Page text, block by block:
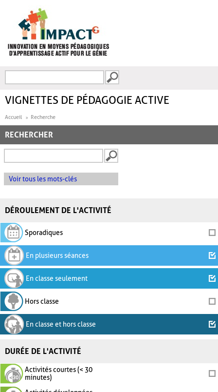
FORMULAIRE DE
VIGNETTES DE PÉDAGOGIE ACTIVE
Accueil Recherche
RECHERCHER
Voir tous les mots-clés
DÉROULEMENT DE L'ACTIVITÉ
Sporadiques
En plusieurs séances
En classe seulement
Hors classe
En classe et hors classe
DURÉE DE L'ACTIVITÉ
Activités courtes (< 30
minutes)